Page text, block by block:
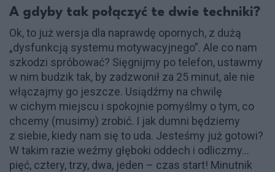
A gdyby tak połączyć te dwie techniki?
Ok, to już wersja dla naprawdę opornych, z dużą
„dysfunkcją systemu motywacyjnego”. Ale co nam
szkodzi spróbować? Sięgnijmy po telefon, ustawmy
w nim budzik tak, by zadzwonił za 25 minut, ale nie
włączajmy go jeszcze. Usiądźmy na chwilę
w cichym miejscu i spokojnie pomyślmy o tym, co
chcemy (musimy) zrobić. I jak dumni będziemy
z siebie, kiedy nam się to uda. Jesteśmy już gotowi?
W takim razie weźmy głęboki oddech i odliczmy…
pięć, cztery, trzy, dwa, jeden – czas start! Minutnik